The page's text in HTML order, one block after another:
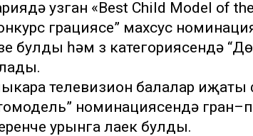
узган «Best Child Model of
грациясе” махсус
булды һәм үз категориясендә
телевизион балалар
номинациясендә
урынга лаек булды.